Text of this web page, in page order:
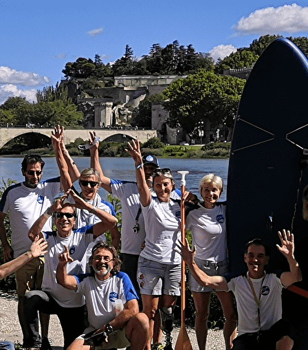
Exporter toutes les colonnes
Exporter uniquement les colonnes affichées
Menu
Ajoutez un logo, un bouton, des réseaux sociaux
Cliquez pour éditer
Découvrir▴▾
Le Club
Galeries photo
Programme Pagayons Ensemble
Actualités
Partenaires
Pratiquer▴▾
Horaires, Tarifs et Adhésion
Agenda
Accès et contact
1000 pagaies▴▾